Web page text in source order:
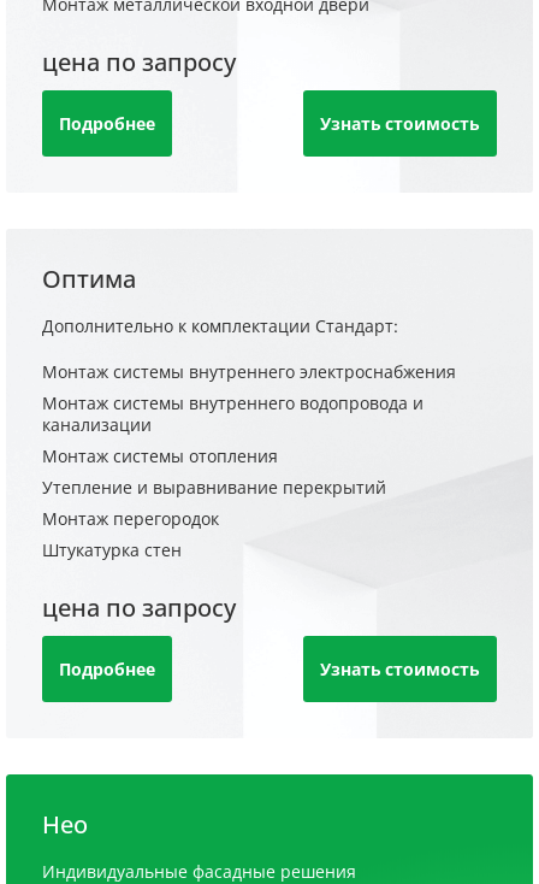
цена по запросу
Подробнее Узнать стоимость
Оптима
Дополнительно к комплектации Стандарт:
Монтаж системы внутреннего электроснабжения
Монтаж системы внутреннего водопровода и
канализации
Монтаж системы отопления
Утепление и выравнивание перекрытий
Монтаж перегородок
Штукатурка стен
цена по запросу
Подробнее Узнать стоимость
Нео
Индивидуальные фасадные решения